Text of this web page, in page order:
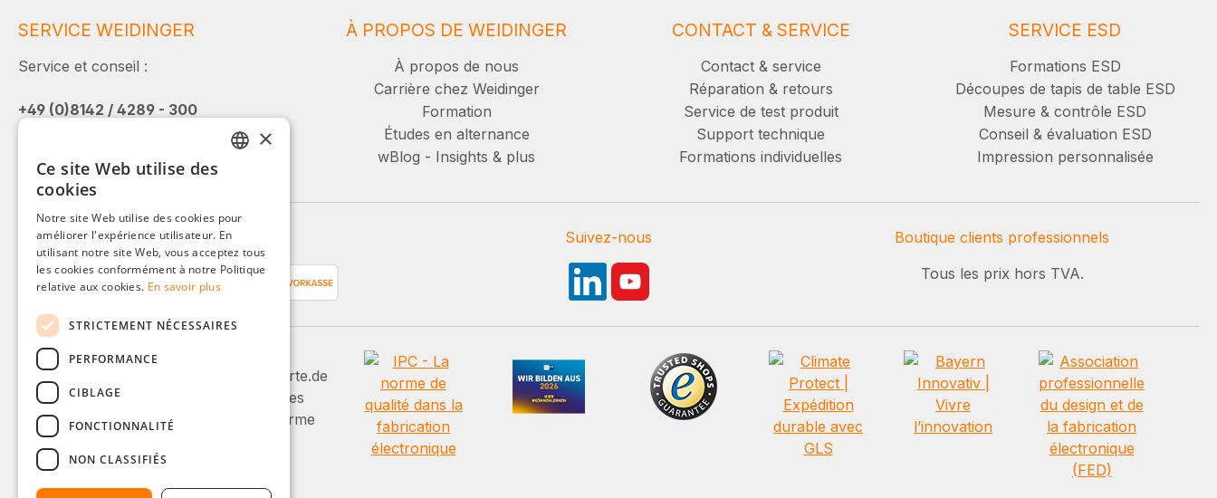
SERVICE WEIDINGER
Service et conseil :
+49 (0)8142 / 4289 - 300
Ou via notre formulaire de contact.
À PROPOS DE WEIDINGER
À propos de nous
Carrière chez Weidinger
Formation
Études en alternance
wBlog - Insights & plus
CONTACT & SERVICE
Contact & service
Réparation & retours
Service de test produit
Support technique
Formations individuelles
SERVICE ESD
Formations ESD
Découpes de tapis de table ESD
Mesure & contrôle ESD
Conseil & évaluation ESD
Impression personnalisée
Moyens de paiement Suivez-nous
Boutique clients professionnels
Tous les prix hors TVA.
ITALIAN
POLISH
×
Ce site Web utilise des
cookies
Notre site Web utilise des cookies pour
améliorer l'expérience utilisateur. En
utilisant notre site Web, vous acceptez tous
les cookies conformément à notre Politique
relative aux cookies. En savoir plus
STRICTEMENT NÉCESSAIRES
PERFORMANCE
CIBLAGE
FONCTIONNALITÉ
NON CLASSIFIÉS